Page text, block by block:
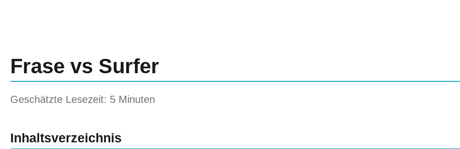
Frase vs Surfer
Geschätzte Lesezeit: 5 Minuten
Inhaltsverzeichnis